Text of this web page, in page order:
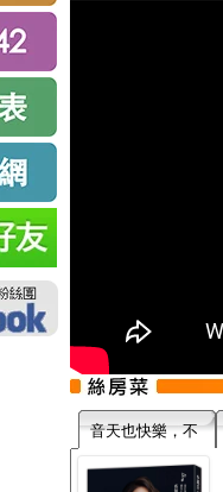
音天也快樂，不